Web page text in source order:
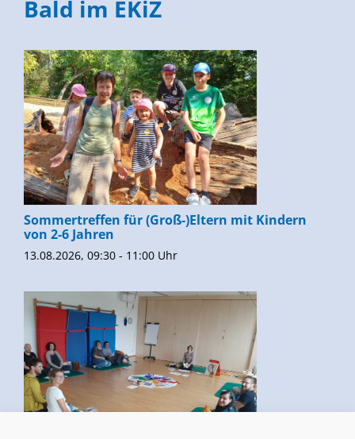
Bald im EKiZ
Sommertreffen für (Groß-)Eltern mit Kindern
von 2-6 Jahren
13.08.2026, 09:30 - 11:00 Uhr